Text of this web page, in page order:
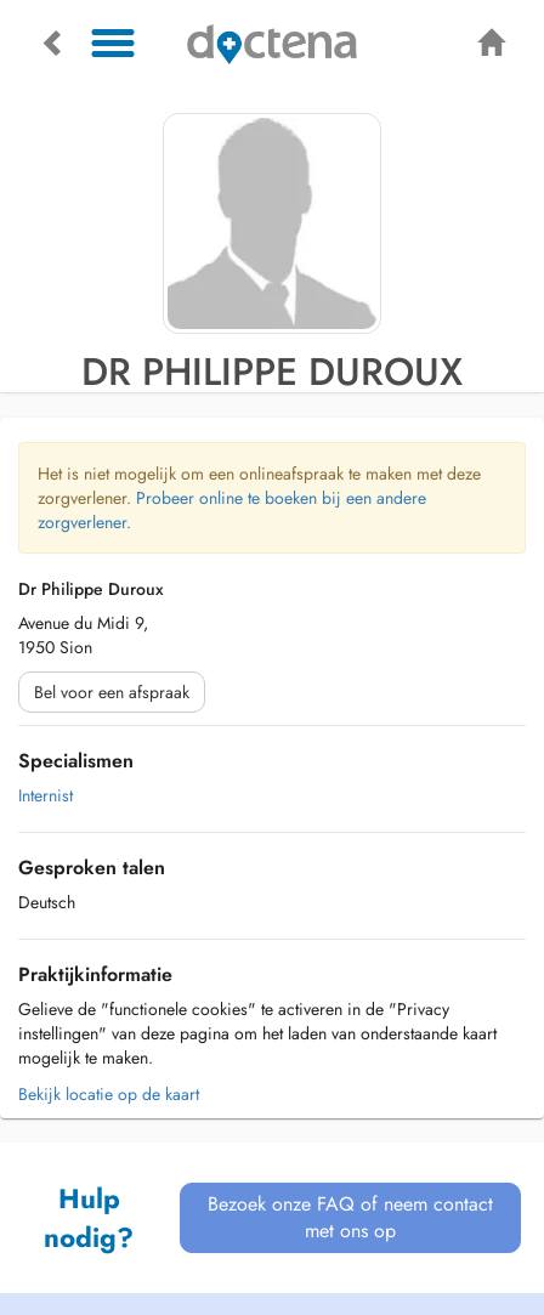
DR PHILIPPE DUROUX
Het is niet mogelijk om een onlineafspraak te maken met deze
zorgverlener. Probeer online te boeken bij een andere
zorgverlener.
Dr Philippe Duroux
Avenue du Midi 9,
1950 Sion
Bel voor een afspraak
Specialismen
Internist
Gesproken talen
Deutsch
Praktijkinformatie
Gelieve de "functionele cookies" te activeren in de "Privacy
instellingen" van deze pagina om het laden van onderstaande kaart
mogelijk te maken.
Bekijk locatie op de kaart
Hulp
nodig?
Bezoek onze FAQ of neem contact
met ons op